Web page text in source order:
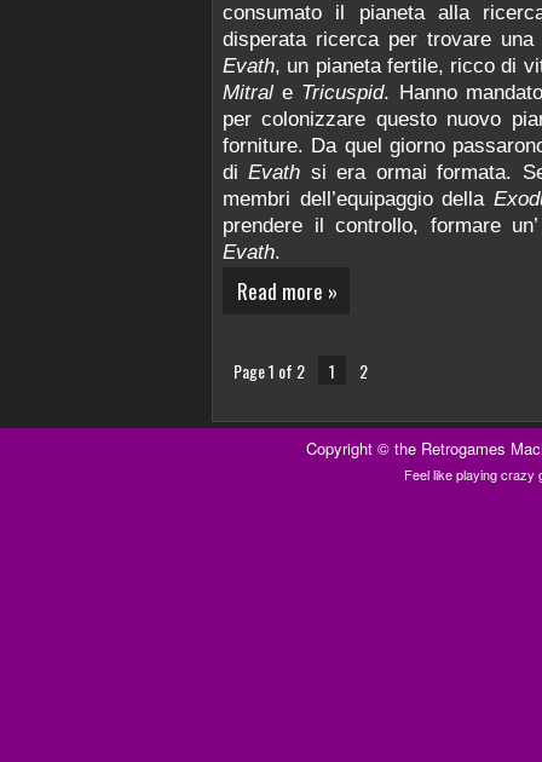
consumato il pianeta alla
disperata ricerca per trovare
Evath, un pianeta fertile, ricco di
Mitral e Tricuspid. Hanno
per colonizzare questo nuovo
forniture. Da quel giorno
diEvath si era ormai formata.
membri dell’equipaggio della
prendere il controllo, formare
Evath.
Read more »
Page 1 of 2 1 2
Copyright ©the Retrogames
Feel like playing